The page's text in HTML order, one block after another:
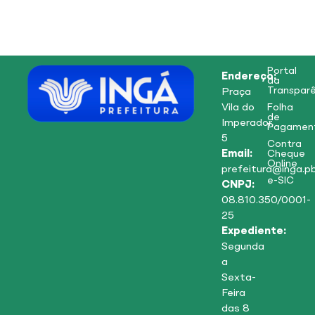
Endereço:
Praça
Vila do
Imperador,
5
Email:
CNPJ:
08.810.350/0001-
25
Expediente:
Segunda
a
Sexta-
Feira
das 8
Portal
da
Folha
de
Contra
Cheque
Online
e-SIC